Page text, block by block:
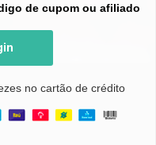
de cupom ou afiliado
no cartão de crédito